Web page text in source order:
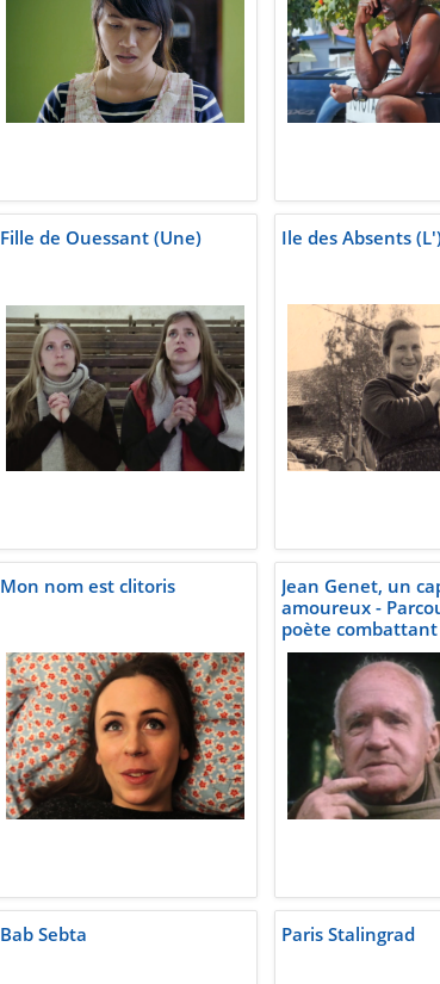
Fille de Ouessant (Une) Ile des Absents
Mon nom est clitoris
Jean Genet, un
amoureux -
poète combattant
Bab Sebta Paris Stalingrad